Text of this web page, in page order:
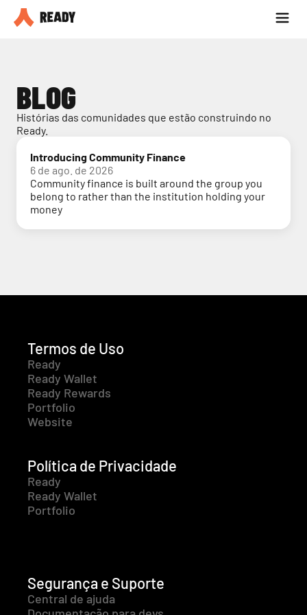
Seja parceiro
BLOG
Histórias das comunidades que estão construindo no
Ready.
Introducing Community Finance
6 de ago. de 2026
Community finance is built around the group you
belong to rather than the institution holding your
money
Termos de Uso
Ready
Ready Wallet
Ready Rewards
Portfolio
Website
Política de Privacidade
Ready
Ready Wallet
Portfolio
Segurança e Suporte
Central de ajuda